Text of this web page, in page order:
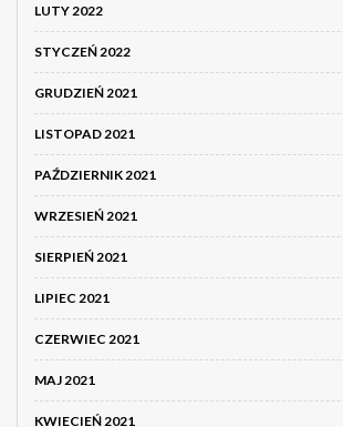
LUTY 2022
STYCZEŃ 2022
GRUDZIEŃ 2021
LISTOPAD 2021
PAŹDZIERNIK 2021
WRZESIEŃ 2021
SIERPIEŃ 2021
LIPIEC 2021
CZERWIEC 2021
MAJ 2021
KWIECIEŃ 2021